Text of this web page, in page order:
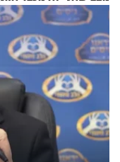
בבוקר בהנחת תפילין"